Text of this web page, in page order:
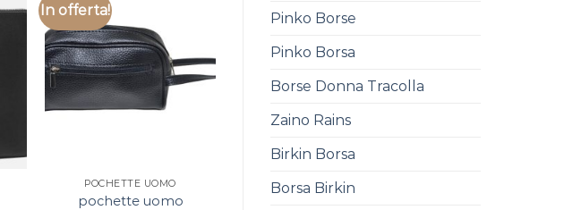
Pinko Borse
Pinko Borsa
Borse Donna Tracolla
Zaino Rains
Birkin Borsa
Borsa Birkin
In offerta!
POCHETTE UOMO
pochette uomo